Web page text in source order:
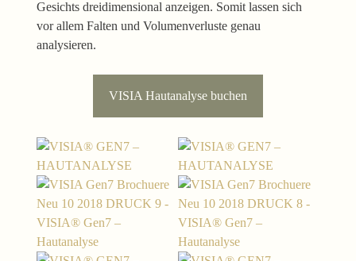
Gesichts dreidimensional anzeigen. Somit lassen sich
vor allem Falten und Volumenverluste genau
analysieren.
VISIA Hautanalyse buchen